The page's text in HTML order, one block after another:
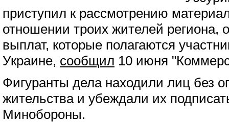
приступил к рассмотрению
отношении троих жителей
выплат, которые полагаются
Украине, сообщил 10 июня
Фигуранты дела находили лиц без
жительства и убеждали их
Минобороны.